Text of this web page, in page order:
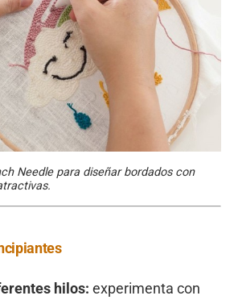
Needle para diseñar bordados con
hilos: experimenta con